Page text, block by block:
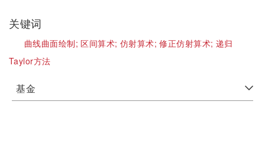
关键词
曲线曲面绘制;区间算术; 仿射算术;修正仿射算术; 递归
Taylor方法
基金